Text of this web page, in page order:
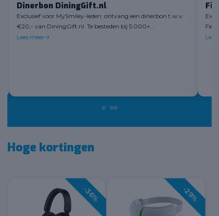
Dinerbon DiningGift.nl
Exclusief voor MySmiley-leden: ontvang een dinerbon t.w.v.
€20,- van DiningGift.nl. Te besteden bij 5.000+
horecalocaties in Nederland.
Lees meer
Hoge kortingen
-36% -29%